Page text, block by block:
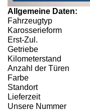
Allgemeine Daten:
Fahrzeugtyp
Karosserieform
Erst-Zul.
Getriebe
Kilometerstand
Anzahl der Türen
Farbe
Standort
Lieferzeit
Unsere Nummer